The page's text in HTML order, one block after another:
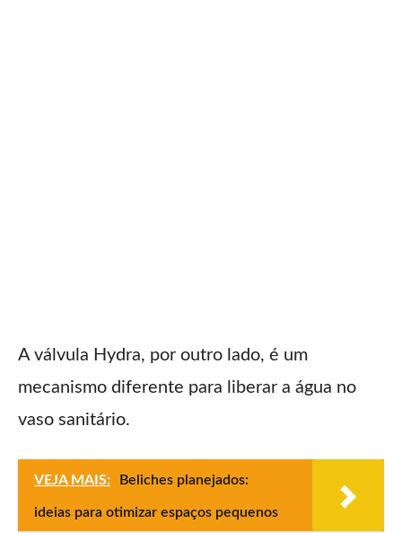
A válvula Hydra, por outro lado, é um
mecanismo diferente para liberar a água no
vaso sanitário.
VEJA MAIS: Beliches planejados:
ideias para otimizar espaços pequenos